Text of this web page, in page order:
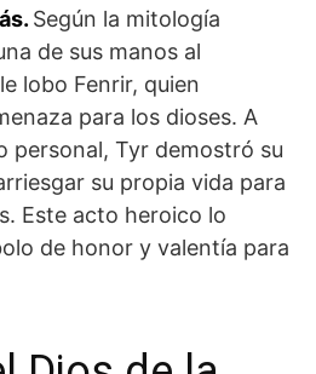
Según ‌la mitología
de sus manos al
lobo Fenrir, quien
para los dioses. A
personal, Tyr demostró su
su propia ⁢vida para
Este ‌acto heroico lo
de honor y valentía para